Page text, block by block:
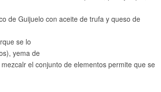
de Guijuelo con aceite de trufa y queso de
se lo
yema de
el conjunto de elementos permite que se